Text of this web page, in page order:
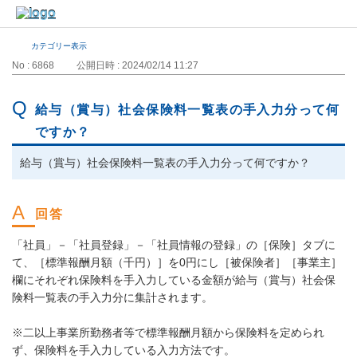
カテゴリー表示
No : 6868 公開日時 : 2024/02/14 11:27
給与（賞与）社会保険料一覧表の手入力分って何
ですか？
給与（賞与）社会保険料一覧表の手入力分って何ですか？
「社員」－「社員登録」－「社員情報の登録」の［保険］タブに
て、［標準報酬月額（千円）］を0円にし［被保険者］［事業主］
欄にそれぞれ保険料を手入力している金額が給与（賞与）社会保
険料一覧表の手入力分に集計されます。
※二以上事業所勤務者等で標準報酬月額から保険料を定められ
ず、保険料を手入力している入力方法です。